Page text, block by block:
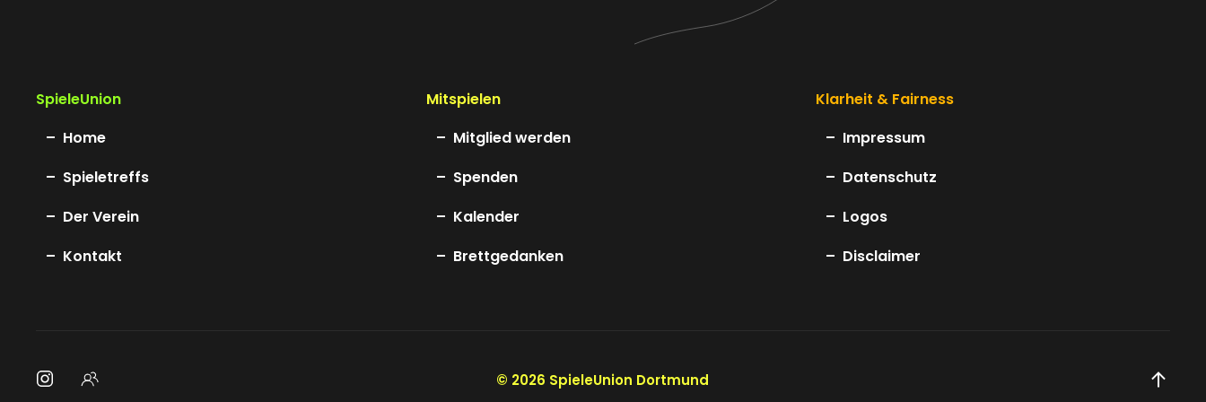
SpieleUnion
Home
Spieletreffs
Der Verein
Kontakt
Mitspielen
Mitglied werden
Spenden
Kalender
Brettgedanken
Klarheit & Fairness
Impressum
Datenschutz
Logos
Disclaimer
© 2026 SpieleUnion Dortmund